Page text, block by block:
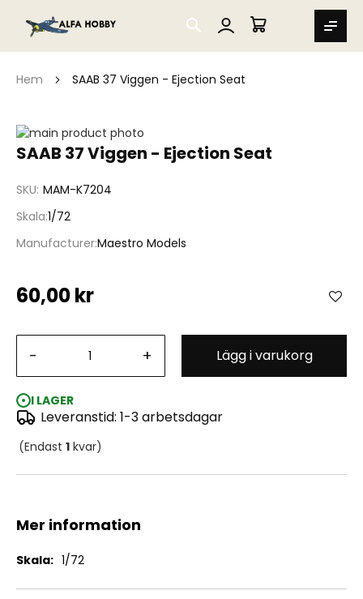
SEARCH
MIN VARUKORG
Hem SAAB 37 Viggen - Ejection Seat
SAAB 37 Viggen - Ejection Seat
SKU MAM-K7204
Skala 1/72
ManufacturerMaestro Models
60,00 kr
- + Lägg i varukorg
I LAGER
Leveranstid: 1-3 arbetsdagar
(Endast 1 kvar)
Hoppa
till
bildgalleriet
Hoppa
av
bildgalleriet
Mer information
Mer
1/72